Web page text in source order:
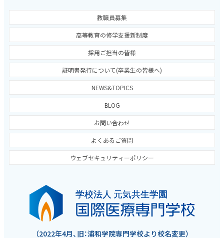
教職員募集
高等教育の修学支援新制度
採用ご担当の皆様
証明書発行について(卒業生の皆様へ)
NEWS&TOPICS
BLOG
お問い合わせ
よくあるご質問
ウェブセキュリティーポリシー
（2022年4月、旧：浦和学院専門学校より校名変更）